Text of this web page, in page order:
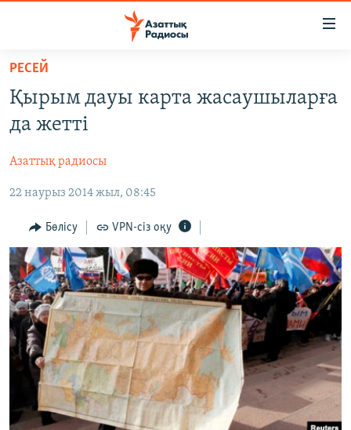
Skip
main
content
to
Navigation
Search
САЯСАТ
ҚАҢТАР ОҚИҒАСЫ
АДАМ ҚҰҚЫҚТАРЫ
ӘЛЕУМЕТ
ӘЛЕМ
АРНАЙЫ ЖОБАЛАР
Русский
ЖАЗЫЛЫҢЫЗ
РЕСЕЙ
Қырым дауы карта жасаушыларға
да жетті
Азаттық радиосы
22 наурыз 2014 жыл, 08:45
Бөлісу VPN-сіз оқу